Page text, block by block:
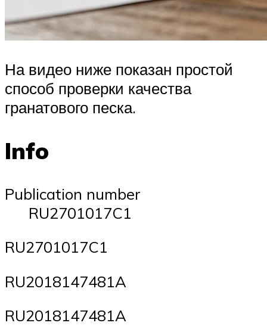
На видео ниже показан простой
способ проверки качества
гранатового песка.
Info
Publication number
RU2701017C1
RU2701017C1
RU2018147481A
RU2018147481A